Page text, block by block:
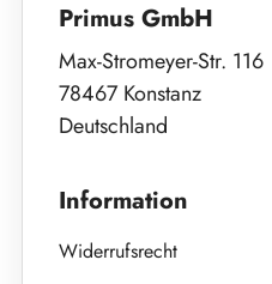
Primus GmbH
Max-Stromeyer-Str. 116
78467 Konstanz
Deutschland
Information
Widerrufsrecht